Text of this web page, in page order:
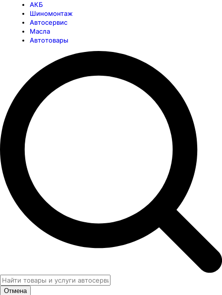
АКБ
Шиномонтаж
Автосервис
Масла
Автотовары
Отмена